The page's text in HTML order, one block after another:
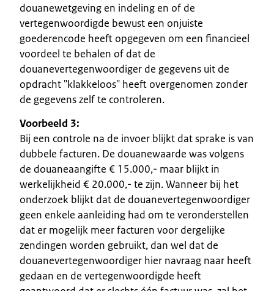
douanewetgeving en indeling en of de
vertegenwoordigde bewust een onjuiste
goederencode heeft opgegeven om een financieel
voordeel te behalen of dat de
douanevertegenwoordiger de gegevens uit de
opdracht "klakkeloos" heeft overgenomen zonder
de gegevens zelf te controleren.
Voorbeeld 3:
Bij een controle na de invoer blijkt dat sprake is van
dubbele facturen. De douanewaarde was volgens
de douaneaangifte € 15.000,- maar blijkt in
werkelijkheid € 20.000,- te zijn. Wanneer bij het
onderzoek blijkt dat de douanevertegenwoordiger
geen enkele aanleiding had om te veronderstellen
dat er mogelijk meer facturen voor dergelijke
zendingen worden gebruikt, dan wel dat de
douanevertegenwoordiger hier navraag naar heeft
gedaan en de vertegenwoordigde heeft